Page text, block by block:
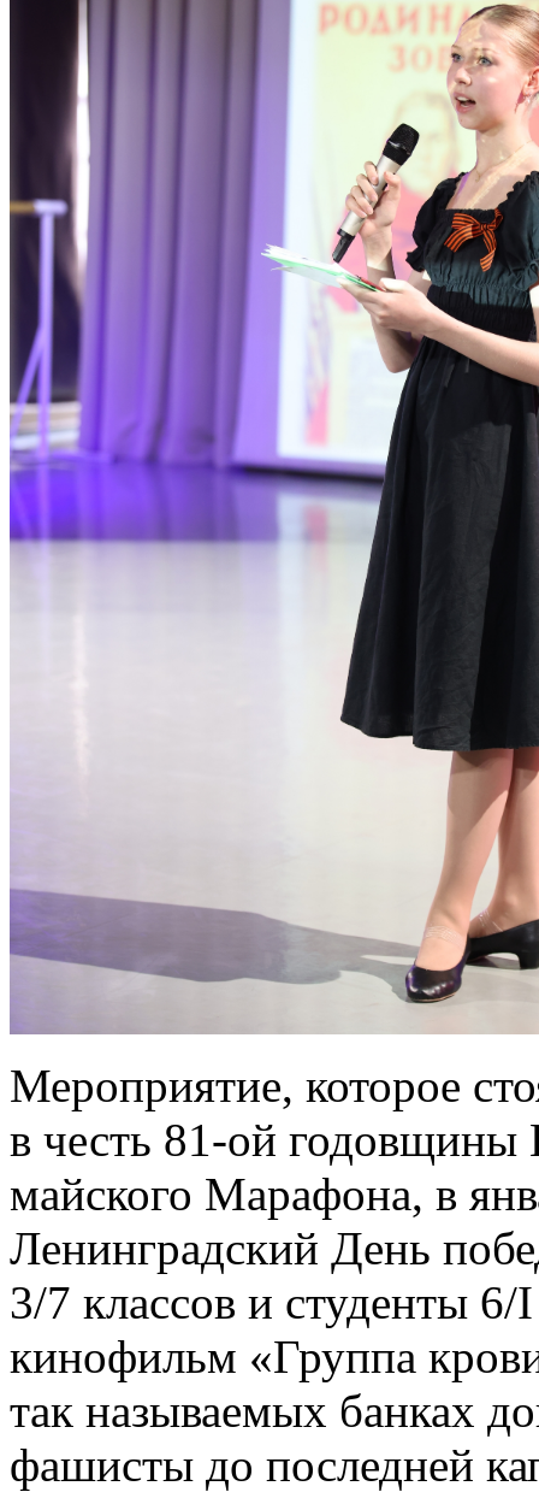
Мероприятие, которое
в честь 81-ой
майского Марафона, в
Ленинградский День
3/7 классов и студенты
кинофильм «Группа
так называемых банках
фашисты до последней